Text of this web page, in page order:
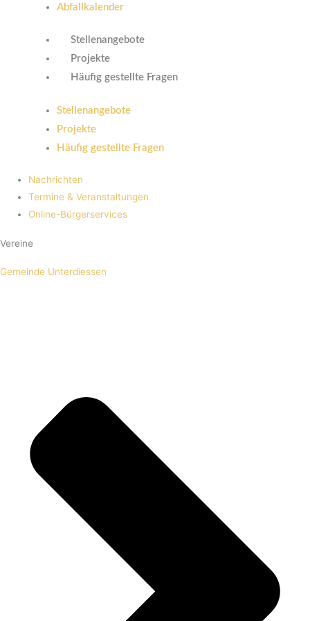
Abfallkalender
Stellenangebote
Projekte
Häufig gestellte Fragen
Stellenangebote
Projekte
Häufig gestellte Fragen
Nachrichten
Termine & Veranstaltungen
Online-Bürgerservices
Vereine
Gemeinde Unterdiessen